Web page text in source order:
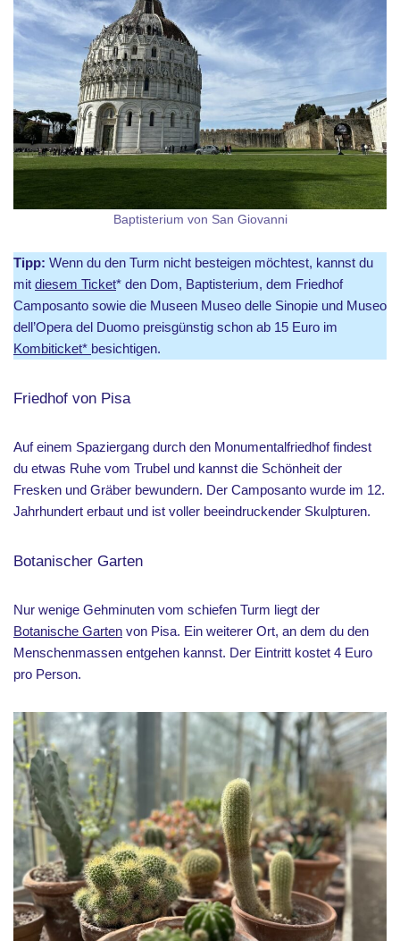
Baptisterium von San Giovanni
Tipp: Wenn du den Turm nicht besteigen möchtest, kannst du
mit diesem Ticket* den Dom, Baptisterium, dem Friedhof
Camposanto sowie die Museen Museo delle Sinopie und Museo
dell’Opera del Duomo preisgünstig schon ab 15 Euro im
Kombiticket* besichtigen.
Friedhof von Pisa
Auf einem Spaziergang durch den Monumentalfriedhof findest
du etwas Ruhe vom Trubel und kannst die Schönheit der
Fresken und Gräber bewundern. Der Camposanto wurde im 12.
Jahrhundert erbaut und ist voller beeindruckender Skulpturen.
Botanischer Garten
Nur wenige Gehminuten vom schiefen Turm liegt der
Botanische Garten von Pisa. Ein weiterer Ort, an dem du den
Menschenmassen entgehen kannst. Der Eintritt kostet 4 Euro
pro Person.